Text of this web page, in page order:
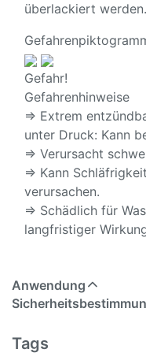
überlackiert werden.
Gefahr!
Gefahrenhinweise
⇒ Extrem
unter Druck: Kann
⇒ Verursacht
⇒ Kann
verursachen.
⇒ Schädlich für
langfristiger
Anwendung
Tags